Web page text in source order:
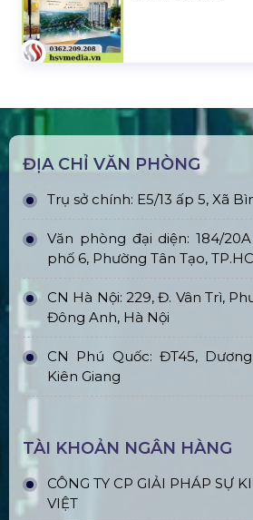
ĐỊA CHỈ VĂN PHÒNG
Trụ sở chính: E5/13 ấp 5, Xã
Văn phòng đại diện: 184/
phố 6, Phường Tân Tạo,
CN Hà Nội: 229, Đ. Vân Trì,
Đông Anh, Hà Nội
CN Phú Quốc: ĐT45,
Kiên Giang
TÀI KHOẢN NGÂN HÀNG
CÔNG TY CP GIẢI PHÁP SỰ
VIỆT